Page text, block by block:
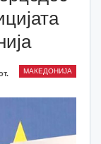
МАКЕДОНИЈА